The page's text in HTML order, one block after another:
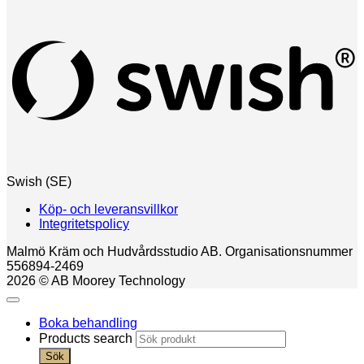
Swish (SE)
Köp- och leveransvillkor
Integritetspolicy
Malmö Kräm och Hudvårdsstudio AB. Organisationsnummer
556894-2469
2026 © AB Moorey Technology
Boka behandling
Products search
Sök